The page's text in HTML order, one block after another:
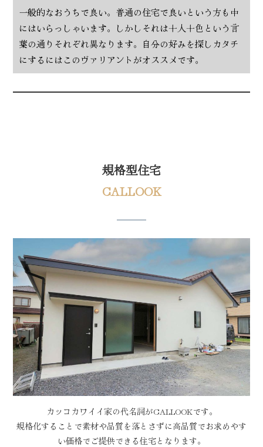
一般的なおうちで良い。普通の住宅で良いという方も中
にはいらっしゃいます。しかしそれは十人十色という言
葉の通りそれぞれ異なります。自分の好みを探しカタチ
にするにはこのヴァリアントがオススメです。
規格型住宅
CALLOOK
カッコカワイイ家の代名詞がCALLOOKです。
規格化することで素材や品質を落とさずに高品質でお求めやす
い価格でご提供できる住宅となります。